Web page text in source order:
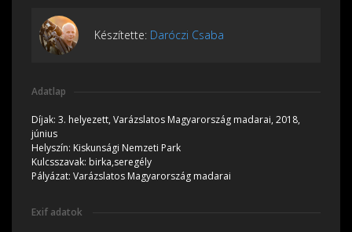
Készítette: Daróczi Csaba
Adatlap
Díjak: 3. helyezett, Varázslatos Magyarország madarai, 2018,
június
Helyszín: Kiskunsági Nemzeti Park
Kulcsszavak: birka,seregély
Pályázat: Varázslatos Magyarország madarai
Exif adatok